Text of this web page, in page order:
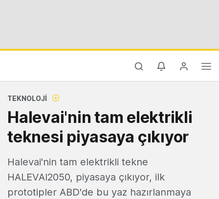
TEKNOLOJI
Halevai'nin tam elektrikli
teknesi piyasaya çıkıyor
Halevai'nin tam elektrikli tekne
HALEVAI2050, piyasaya çıkıyor, ilk
prototipler ABD'de bu yaz hazırlanmaya